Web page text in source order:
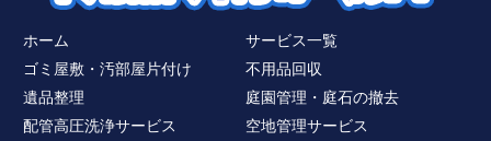
ホーム
サービス一覧
ゴミ屋敷・汚部屋片付け
不用品回収
遺品整理
庭園管理・庭石の撤去
配管高圧洗浄サービス
空地管理サービス